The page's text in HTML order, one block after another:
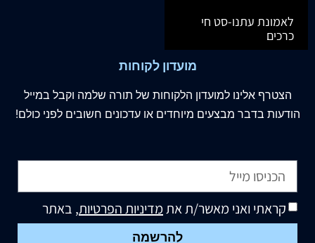
לאמונת עתנו-סט חי
כרכים
מועדון לקוחות
הצטרף אלינו למועדון הלקוחות של תורה שלמה וקבל במייל
הודעות בדבר מבצעים מיוחדים או עדכונים חשובים לפני כולם!
קראתי ואני מאשר/ת אתמדיניות הפרטיות, באתר
להרשמה